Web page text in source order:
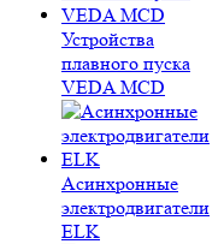
Устройства
плавного пуска
VEDA MCD
Асинхронные
электродвигатели
ELK